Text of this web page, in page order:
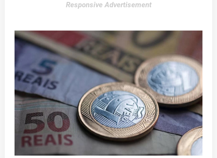
Responsive Advertisement